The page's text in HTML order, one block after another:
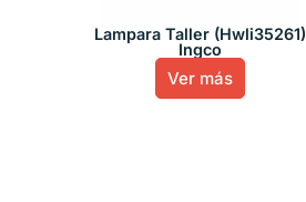
Lampara Taller (Hwli35261)
Ingco
Ver más